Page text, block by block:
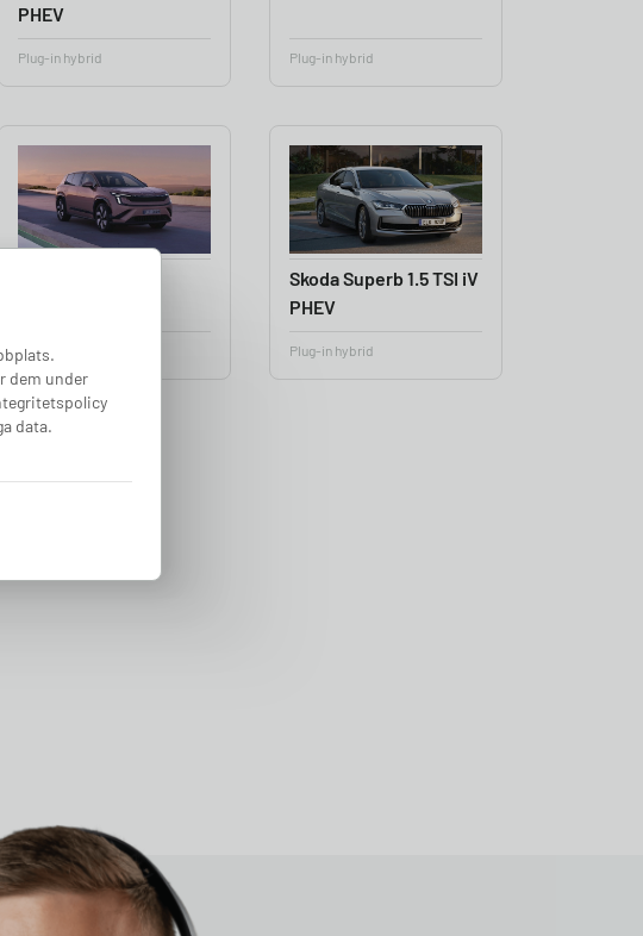
PHEV
Plug-in hybrid Plug-in hybrid
Elbil
Skoda Superb 1.5 TSI iV
PHEV
Plug-in hybrid
dem under
data.